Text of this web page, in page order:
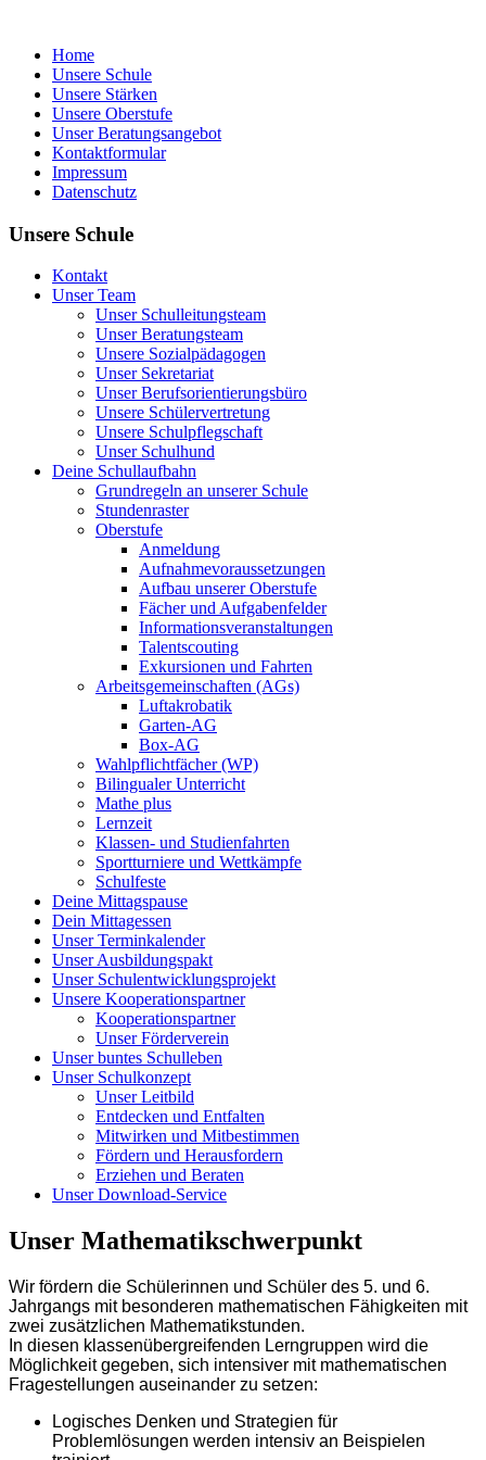
Home
Unsere Schule
Unsere Stärken
Unsere Oberstufe
Unser Beratungsangebot
Kontaktformular
Impressum
Datenschutz
Unsere Schule
Kontakt
Unser Team
Unser Schulleitungsteam
Unser Beratungsteam
Unsere Sozialpädagogen
Unser Sekretariat
Unser Berufsorientierungsbüro
Unsere Schülervertretung
Unsere Schulpflegschaft
Unser Schulhund
Deine Schullaufbahn
Grundregeln an unserer Schule
Stundenraster
Oberstufe
Anmeldung
Aufnahmevoraussetzungen
Aufbau unserer Oberstufe
Fächer und Aufgabenfelder
Informationsveranstaltungen
Talentscouting
Exkursionen und Fahrten
Arbeitsgemeinschaften (AGs)
Luftakrobatik
Garten-AG
Box-AG
Wahlpflichtfächer (WP)
Bilingualer Unterricht
Mathe plus
Lernzeit
Klassen- und Studienfahrten
Sportturniere und Wettkämpfe
Schulfeste
Deine Mittagspause
Dein Mittagessen
Unser Terminkalender
Unser Ausbildungspakt
Unser Schulentwicklungsprojekt
Unsere Kooperationspartner
Kooperationspartner
Unser Förderverein
Unser buntes Schulleben
Unser Schulkonzept
Unser Leitbild
Entdecken und Entfalten
Mitwirken und Mitbestimmen
Fördern und Herausfordern
Erziehen und Beraten
Unser Download-Service
Unser Mathematikschwerpunkt
Wir fördern die Schülerinnen und Schüler des 5. und 6.
Jahrgangs mit besonderen mathematischen Fähigkeiten mit
zwei zusätzlichen Mathematikstunden.
In diesen klassenübergreifenden Lerngruppen wird die
Möglichkeit gegeben, sich intensiver mit mathematischen
Fragestellungen auseinander zu setzen:
Logisches Denken und Strategien für
Problemlösungen werden intensiv an Beispielen